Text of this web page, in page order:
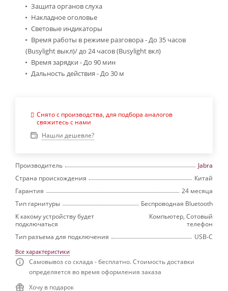
Защита органов слуха
Накладное оголовье
Световые индикаторы
Время работы в режиме разговора - До 35 часов
(Busylight выкл)/ до 24 часов (Busylight вкл)
Время зарядки - До 90 мин
Дальность действия - До 30 м
Снято с производства, для подбора аналогов
свяжитесь с нами
Нашли дешевле?
Производитель
Jabra
Страна происхождения
Китай
Гарантия
24 месяца
Тип гарнитуры
Беспроводная Bluetooth
К какому устройству будет
подключаться
Компьютер, Сотовый
телефон
Тип разъема для подключения
USB-C
Все характеристики
Самовывоз со склада - бесплатно. Стоимость доставки
определяется во время оформления заказа
Хочу в подарок